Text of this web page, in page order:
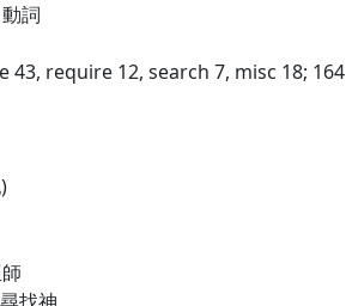
詞
43, require 12, search 7, misc 18; 164